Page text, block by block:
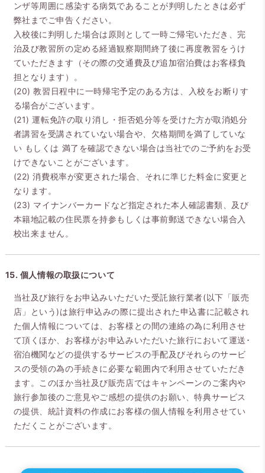
ンザ等周囲に感染する病気であることが判明したときは必ず
弊社までご申告ください。
入校後に判明した場合は原則として一時ご帰宅いただき、完
治及び教習所の定める経過観察期間終了後に再度教習をうけ
ていただきます（その際の交通費及び追加宿泊費はお客様負
担となります）。
(20) 教習日程中に一時帰宅予定のある方は、入校をお断りす
る場合がございます。
(21) 運転免許の取り消し・拒否処分等を受けた方が取消処分
者講習を受講されていない場合や、欠格期間を満了していな
い もしくは 満了を確認できない場合は当社でのご予約をお受
けできないことがございます。
(22) 消費税率が変更された場合、それに準じた料金に変更と
なります。
(23) マイナンバーカードなど指定された本人確認書類、及び
本籍地記載の住民票を持参もしくは事前郵送できない場合入
校出来ません。
15. 個人情報の取扱について
当社及び旅行をお申込みいただいた受託旅行業者(以下「販売
店」という)は旅行申込みの際に提出された申込書に記載され
た個人情報については、お客様との間の連絡の為に利用させ
て頂くほか、お客様がお申込みいただいた旅行において運送･
宿泊機関などの提供するサービスの手配及びそれらのサービ
スの受領の為の手続きに必要な範囲内で利用させていただき
ます。このほか当社及び販売店ではキャンペーンのご案内や
旅行参加後のご意見やご感想の提供のお願い、特典サービス
の提供、統計資料の作成にお客様の個人情報を利用させてい
ただくことがございます。